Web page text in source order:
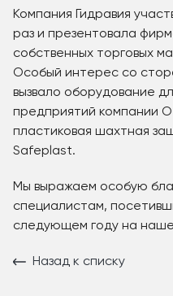
Компания Гидравия
раз и презентовала
собственных торговых
Особый интерес со
вызвало оборудование
предприятий компании
пластиковая шахтная
Safeplast.
Мы выражаем особую
специалистам,
следующем году на
Назад к списку